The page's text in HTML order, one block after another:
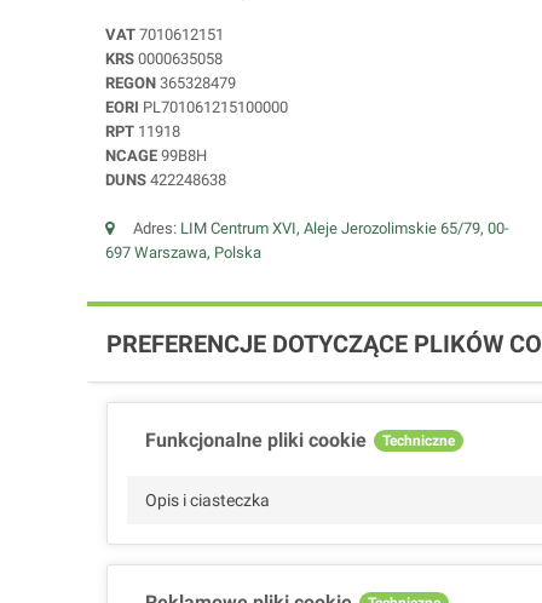
VAT 7010612151
KRS 0000635058
REGON 365328479
EORI PL701061215100000
RPT 11918
NCAGE 99B8H
DUNS 422248638
Adres: LIM Centrum XVI, Aleje Jerozolimskie 65/79, 00-
697 Warszawa, Polska
PREFERENCJE DOTYCZĄCE PLIKÓW
Funkcjonalne pliki cookie Techniczne
Opis i ciasteczka